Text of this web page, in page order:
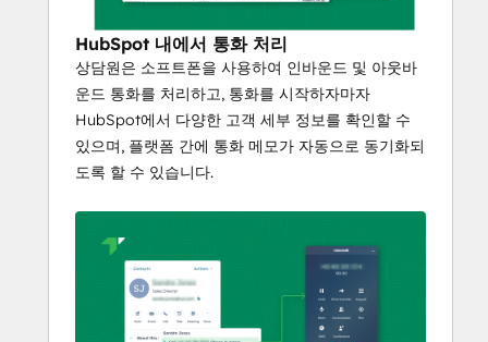
HubSpot 내에서 통화 처리
상담원은 소프트폰을 사용하여 인바운드 및 아웃바
운드 통화를 처리하고, 통화를 시작하자마자
HubSpot에서 다양한 고객 세부 정보를 확인할 수
있으며, 플랫폼 간에 통화 메모가 자동으로 동기화되
도록 할 수 있습니다.